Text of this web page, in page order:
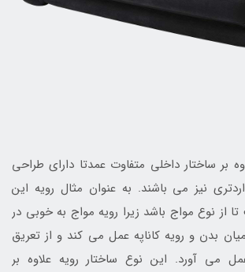
بر ساختار داخلی متفاوت عمدتا دارای طراحی
نیز می باشند. به عنوان مثال رویه این
از نوع مواج باشد زیرا رویه مواج به خوبی در
بدن و رویه کاناپه عمل می کند و از تعریق
می آورد. این نوع ساختار رویه علاوه بر